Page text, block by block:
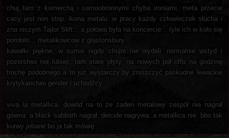
chuj tam z komerchą i samoobronnymi chyba ironiami, meta przecie
cacy jest non stop, ikona metalu. w pracy każdy człowieczek słucha i
zna niczym Tajlor Słift... a połowa była na koncercie... tyle ich w koło się
porobiło... metalikowcow z glastonsbury.
kawałki piękne, w sumie nigdy chujni nie wydali. normalnie wstyd i
pozerstwo nie lubieć. tam stare płyty, na nowych pół riffu na godzinę
trochę podobnego a to już wystarczy by zniszczyć paskudne lewackie
krytykanctwo gender i uchodźcy.
viva la metallica. dowód na to że żaden metalowy zespół nie nagrał
gówna. a black sabbath nagrał, deicide nagrywa. a metallica nie. bbo tak
kurwy jebane bo ja tak mówię.